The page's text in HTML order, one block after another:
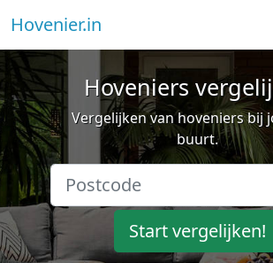
Hovenier.in
Hoveniers
Vergelijken van hoveniers bij
buurt.
Start vergelijken!